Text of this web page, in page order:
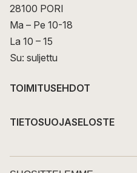
28100 PORI
Ma – Pe 10-18
La 10 – 15
Su: suljettu
TOIMITUSEHDOT
TIETOSUOJASELOSTE